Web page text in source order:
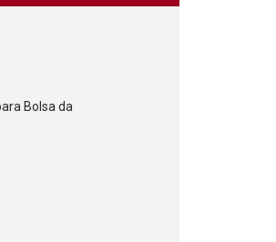
Bolsa da